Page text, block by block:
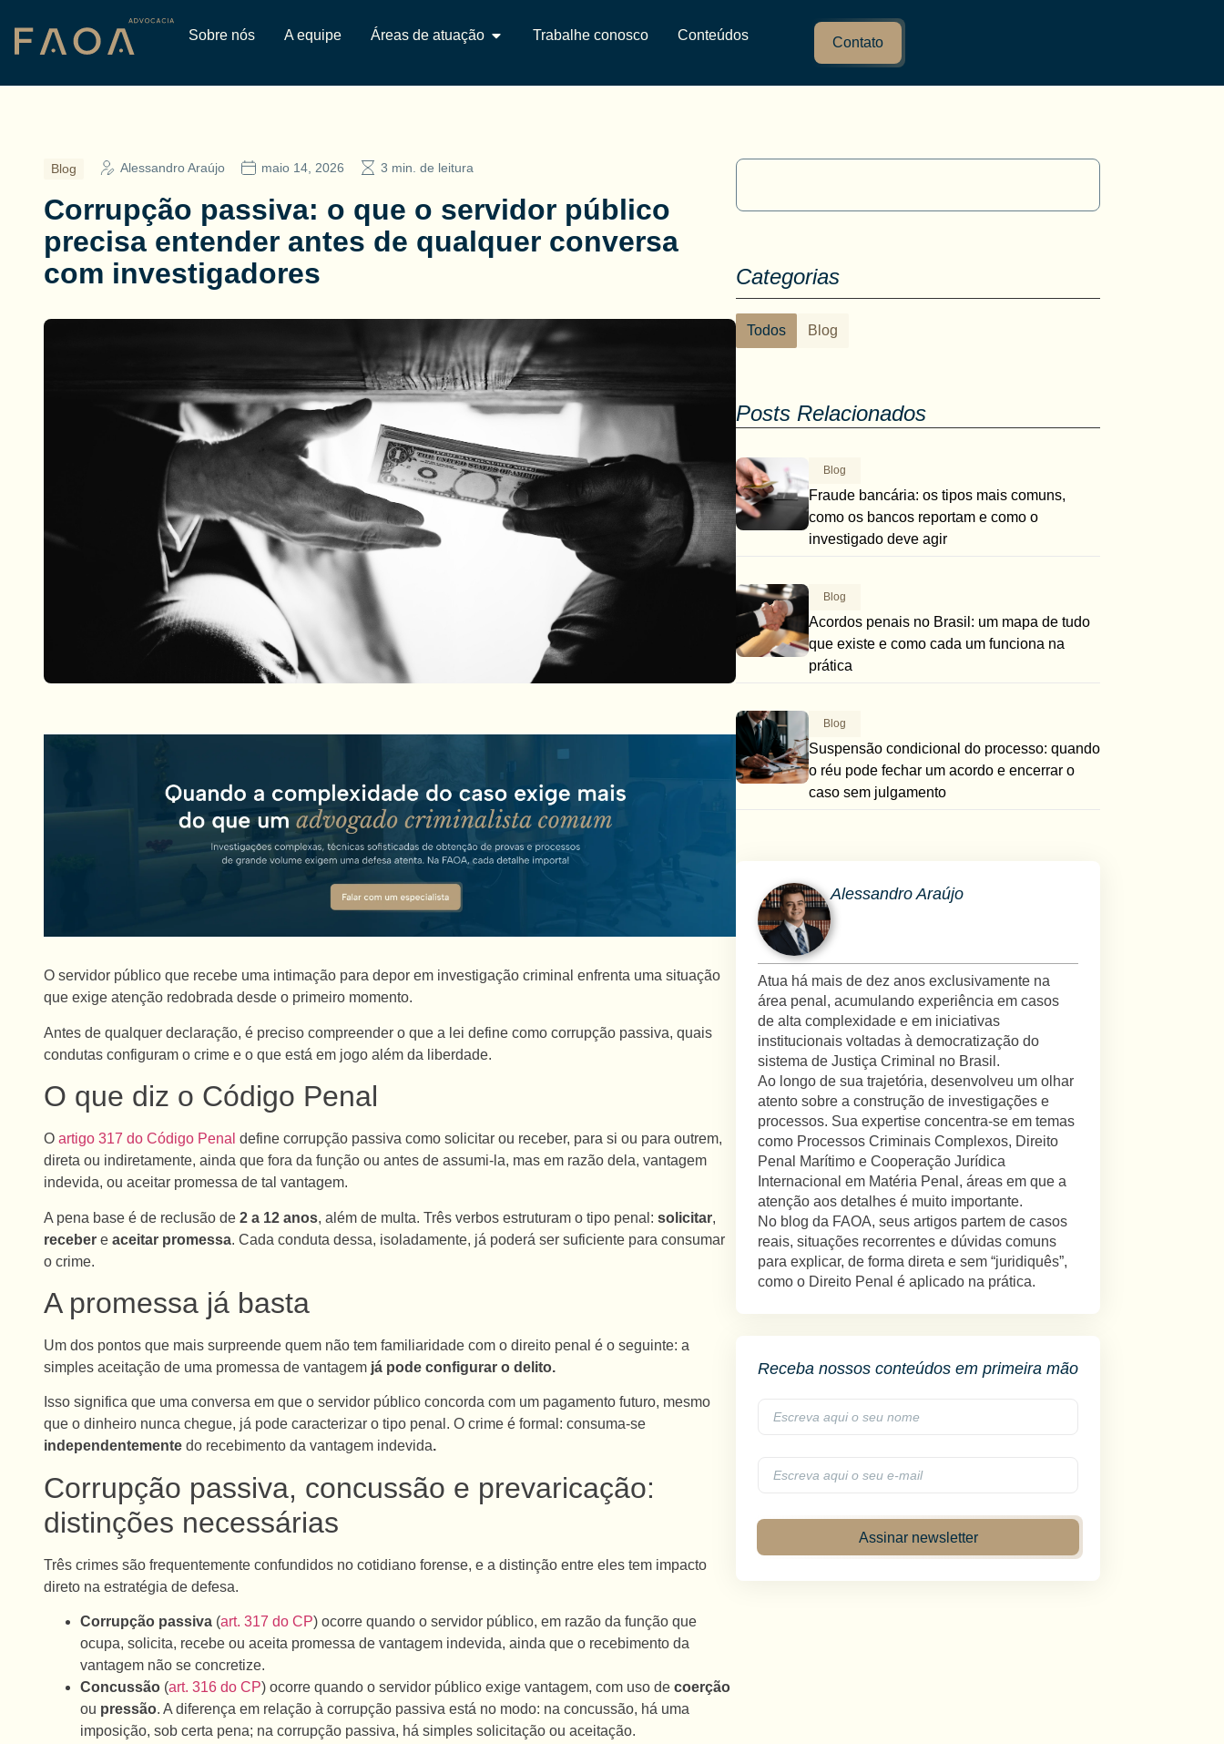
Sobre nós A equipe Áreas de atuação Trabalhe conosco Conteúdos Contato
Blog Alessandro Araújo maio 14, 2026 3 min. de leitura
Corrupção passiva: o que o servidor público
precisa entender antes de qualquer conversa
com investigadores
O servidor público que recebe uma intimação para depor em investigação criminal enfrenta uma situação
que exige atenção redobrada desde o primeiro momento.
Antes de qualquer declaração, é preciso compreender o que a lei define como corrupção passiva, quais
condutas configuram o crime e o que está em jogo além da liberdade.
O que diz o Código Penal
O artigo 317 do Código Penal define corrupção passiva como solicitar ou receber, para si ou para outrem,
direta ou indiretamente, ainda que fora da função ou antes de assumi-la, mas em razão dela, vantagem
indevida, ou aceitar promessa de tal vantagem.
A pena base é de reclusão de 2 a 12 anos, além de multa. Três verbos estruturam o tipo penal: solicitar,
receber e aceitar promessa. Cada conduta dessa, isoladamente, já poderá ser suficiente para consumar
o crime.
A promessa já basta
Um dos pontos que mais surpreende quem não tem familiaridade com o direito penal é o seguinte: a
simples aceitação de uma promessa de vantagem já pode configurar o delito.
Isso significa que uma conversa em que o servidor público concorda com um pagamento futuro, mesmo
que o dinheiro nunca chegue, já pode caracterizar o tipo penal. O crime é formal: consuma-se
independentemente do recebimento da vantagem indevida.
Corrupção passiva, concussão e prevaricação:
distinções necessárias
Três crimes são frequentemente confundidos no cotidiano forense, e a distinção entre eles tem impacto
direto na estratégia de defesa.
Corrupção passiva (art. 317 do CP) ocorre quando o servidor público, em razão da função que
ocupa, solicita, recebe ou aceita promessa de vantagem indevida, ainda que o recebimento da
vantagem não se concretize.
Concussão (art. 316 do CP) ocorre quando o servidor público exige vantagem, com uso de coerção
ou pressão. A diferença em relação à corrupção passiva está no modo: na concussão, há uma
imposição, sob certa pena; na corrupção passiva, há simples solicitação ou aceitação.
Categorias
Blog
Todos
Posts Relacionados
Blog
Fraude bancária: os tipos mais comuns,
como os bancos reportam e como o
investigado deve agir
Blog
Acordos penais no Brasil: um mapa de tudo
que existe e como cada um funciona na
prática
Blog
Suspensão condicional do processo: quando
o réu pode fechar um acordo e encerrar o
caso sem julgamento
Alessandro Araújo
Atua há mais de dez anos exclusivamente na
área penal, acumulando experiência em casos
de alta complexidade e em iniciativas
institucionais voltadas à democratização do
sistema de Justiça Criminal no Brasil.
Ao longo de sua trajetória, desenvolveu um olhar
atento sobre a construção de investigações e
processos. Sua expertise concentra-se em temas
como Processos Criminais Complexos, Direito
Penal Marítimo e Cooperação Jurídica
Internacional em Matéria Penal, áreas em que a
atenção aos detalhes é muito importante.
No blog da FAOA, seus artigos partem de casos
reais, situações recorrentes e dúvidas comuns
para explicar, de forma direta e sem “juridiquês”,
como o Direito Penal é aplicado na prática.
Receba nossos conteúdos em primeira mão
Assinar newsletter